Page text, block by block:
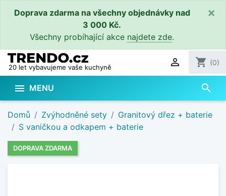
Doprava zdarma na všechny objednávky nad
3 000 Kč.
Všechny probíhající akce najdete zde.
×
20 let vybavujeme vaše kuchyně  shopping_cart (0)
 MENU search
Domů Zvýhodněné sety
Granitový dřez + baterie
S vaničkou a odkapem + baterie
DOPRAVA ZDARMA